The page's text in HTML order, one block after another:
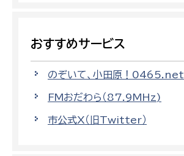
おすすめサービス
のぞいて、小田原！0465.net
FMおだわら（87.9MHz)
市公式X（旧Twitter）